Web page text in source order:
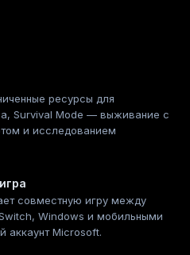
ресурсы для
Survival Mode — выживание с
и исследованием
совместную игру между
Windows и мобильными
аккаунт Microsoft.